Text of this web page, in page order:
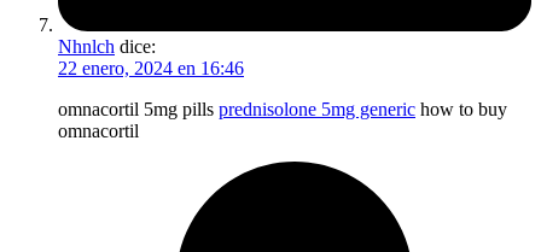
Nhnlch dice:
22 enero, 2024 en 16:46
omnacortil 5mg pills prednisolone 5mg generic how to buy
omnacortil